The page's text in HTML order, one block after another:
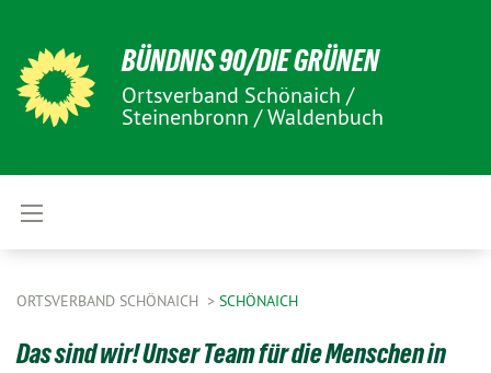
BÜNDNIS 90/DIE GRÜNEN
Ortsverband Schönaich /
Steinenbronn / Waldenbuch
ORTSVERBAND SCHÖNAICH SCHÖNAICH
Das sind wir! Unser Team für die Menschen in